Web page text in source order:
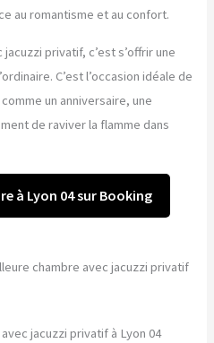
au romantisme et au confort.
privatif, c’est s’offrir une
C’est l’occasion idéale de
un anniversaire, une
de raviver la flamme dans
à Lyon 04 sur Booking
chambre avec jacuzzi privatif
jacuzzi privatif à Lyon 04